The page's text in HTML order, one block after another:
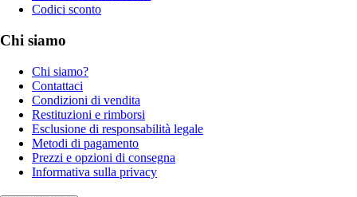
Codici sconto
Chi siamo
Chi siamo?
Contattaci
Condizioni di vendita
Restituzioni e rimborsi
Esclusione di responsabilità legale
Metodi di pagamento
Prezzi e opzioni di consegna
Informativa sulla privacy